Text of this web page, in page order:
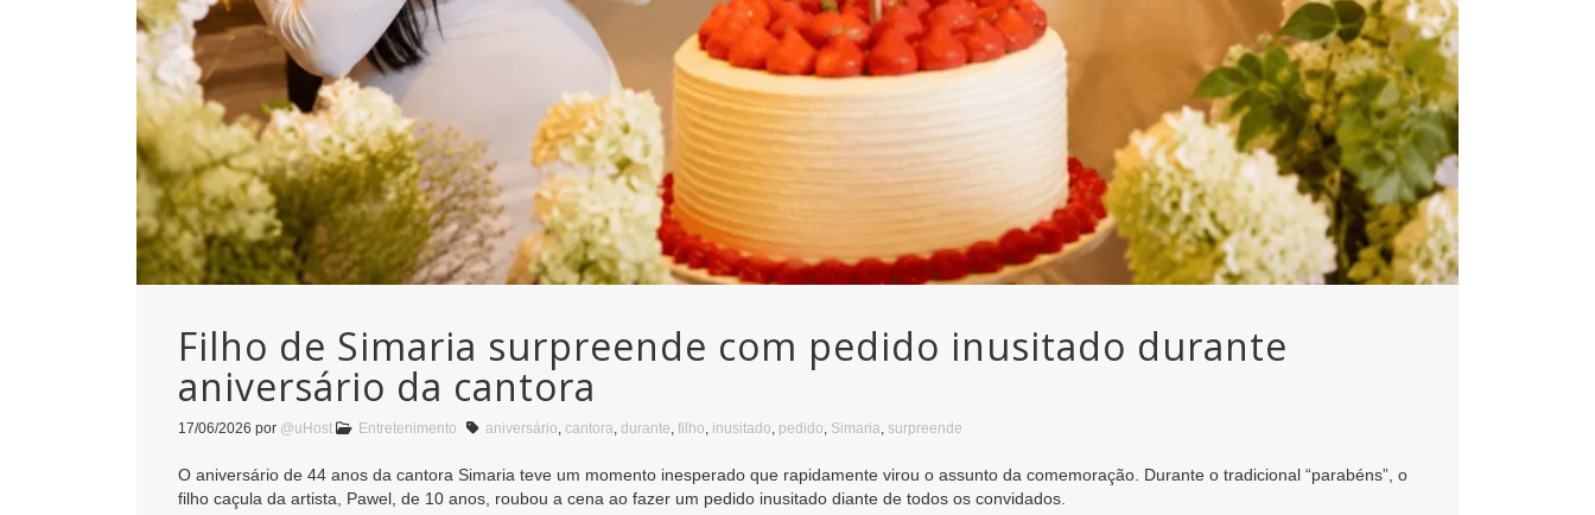
Filho de Simaria surpreende com pedido inusitado durante
aniversário da cantora
17/06/2026 por @uHost Entretenimento aniversário cantora durante filho inusitado pedido Simaria surpreende
O aniversário de 44 anos da cantora Simaria teve um momento inesperado que rapidamente virou o assunto da comemoração. Durante o tradicional “parabéns”, o
filho caçula da artista, Pawel, de 10 anos, roubou a cena ao fazer um pedido inusitado diante de todos os convidados.